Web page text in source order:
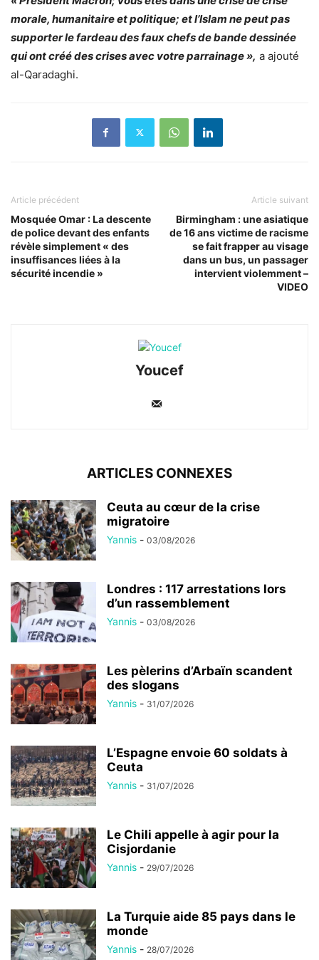
morale, humanitaire et politique; et l’Islam ne peut pas
supporter le fardeau des faux chefs de bande dessinée
qui ont créé des crises avec votre parrainage », a ajouté
al-Qaradaghi.
Article précédent
Mosquée Omar : La descente
de police devant des enfants
révèle simplement « des
insuffisances liées à la
sécurité incendie »
Article suivant
Birmingham : une asiatique
de 16 ans victime de racisme
se fait frapper au visage
dans un bus, un passager
intervient violemment –
VIDEO
Youcef
ARTICLES CONNEXES
Ceuta au cœur de la crise
migratoire
Yannis - 03/08/2026
Londres : 117 arrestations lors
d’un rassemblement
Yannis - 03/08/2026
Les pèlerins d’Arbaïn scandent
des slogans
Yannis - 31/07/2026
L’Espagne envoie 60 soldats à
Ceuta
Yannis - 31/07/2026
Le Chili appelle à agir pour la
Cisjordanie
Yannis - 29/07/2026
La Turquie aide 85 pays dans le
monde
Yannis - 28/07/2026